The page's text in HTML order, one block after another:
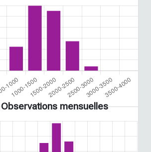
Observations mensuelles